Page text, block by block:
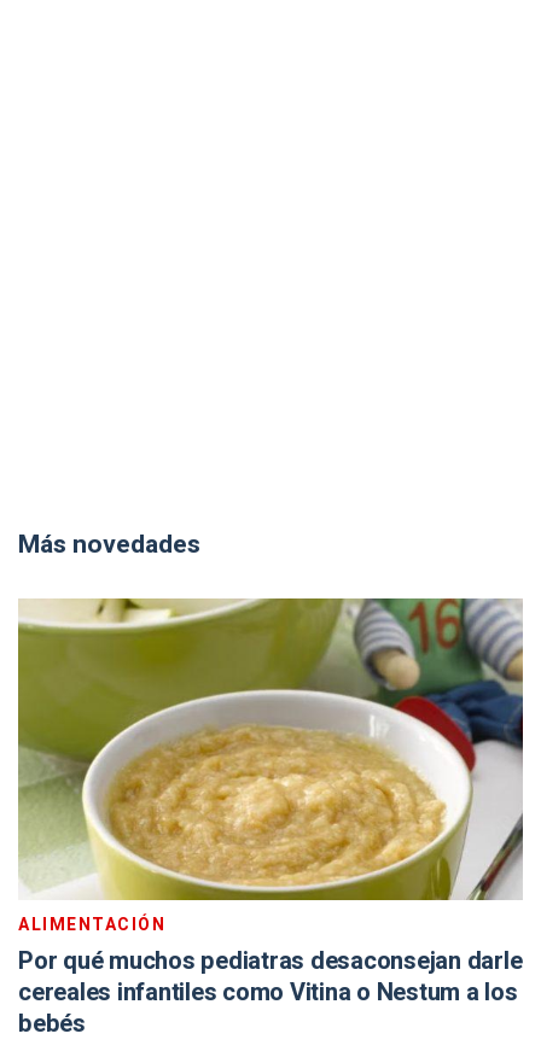
Más novedades
ALIMENTACIÓN
Por qué muchos pediatras desaconsejan darle
cereales infantiles como Vitina o Nestum a los
bebés